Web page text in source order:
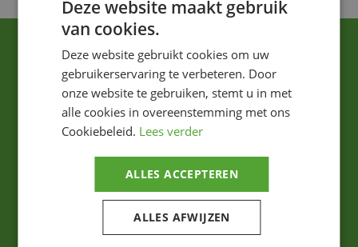
Ik ga akkoord met het privacybeleid.
Deze website maakt gebruik
van cookies.
Deze website gebruikt cookies om uw
gebruikerservaring te verbeteren. Door
onze website te gebruiken, stemt u in met
alle cookies in overeenstemming met ons
Cookiebeleid. Lees verder
ALLES ACCEPTEREN
ALLES AFWIJZEN